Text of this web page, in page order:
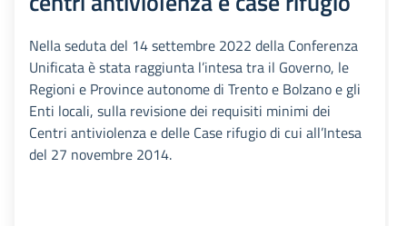
Nella seduta del 14 settembre 2022 della Conferenza
Unificata è stata raggiunta l’intesa tra il Governo, le
Regioni e Province autonome di Trento e Bolzano e gli
Enti locali, sulla revisione dei requisiti minimi dei
Centri antiviolenza e delle Case rifugio di cui all’Intesa
del 27 novembre 2014.